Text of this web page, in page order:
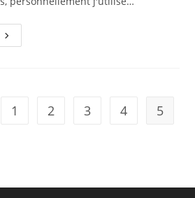
ESP8266
the previous page
1 2 3 4 5